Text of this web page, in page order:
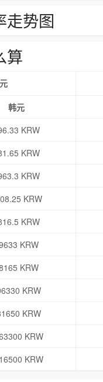
走势图
算
韩元
KRW
KRW
KRW
KRW
KRW
KRW
KRW
KRW
KRW
KRW
KRW